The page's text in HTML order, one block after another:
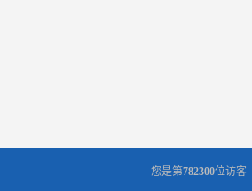
您是第782300位访客